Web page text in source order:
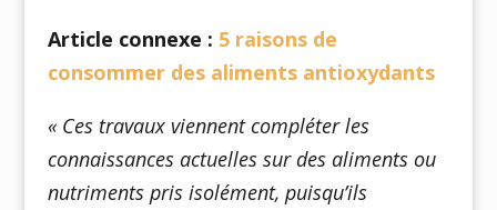
Article connexe : 5 raisons de
consommer des aliments antioxydants
« Ces travaux viennent compléter les
connaissances actuelles sur des aliments ou
nutriments pris isolément, puisqu’ils